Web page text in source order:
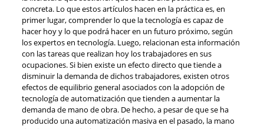
concreta. Lo que estos artículos hacen en la práctica es, en
primer lugar, comprender lo que la tecnología es capaz de
hacer hoy y lo que podrá hacer en un futuro próximo, según
los expertos en tecnología. Luego, relacionan esta información
con las tareas que realizan hoy los trabajadores en sus
ocupaciones. Si bien existe un efecto directo que tiende a
disminuir la demanda de dichos trabajadores, existen otros
efectos de equilibrio general asociados con la adopción de
tecnología de automatización que tienden a aumentar la
demanda de mano de obra. De hecho, a pesar de que se ha
producido una automatización masiva en el pasado, la mano